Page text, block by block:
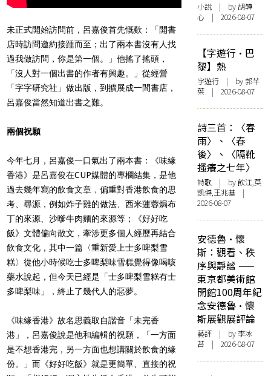
未正式開始訪問前，呂嘉俊首先慨歎：「開書
店時訪問邀約接踵而至；出了兩本書沒有人找
過我做訪問，你是第一個。」他搖了搖頭，
「沒人對一個出書的作者有興趣。」從經營
「字字研究社」做出版，到擴展成一間書店，
呂嘉俊當然知道出書之難。
兩個祝願
今年七月，呂嘉俊一口氣出了兩本書：《味緣
香港》是呂嘉俊在CUP媒體的專欄結集，是他
過去幾年寫的飲食文章﹐偏重對香港飲食的思
考、尋源，例如炸子雞的做法、西米蓮蓉焗布
丁的來源、沙嗲牛肉麵的來源等；《好好吃
飯》文體偏向散文，牽涉更多個人經歷再結合
飲食文化，其中一篇〈重新愛上士多啤梨雪
糕〉從他小時候吃士多啤梨味雪糕覺得像喝咳
藥水說起，但今天已經是「士多啤梨雪糕有士
多啤梨味」，終止了幾代人的惡夢。
《味緣香港》故名思義取自諧音「未完香
港」，呂嘉俊說是他和編輯的祝願，「一方面
是不想香港完，另一方面也想講關於飲食的緣
份。」而《好好吃飯》就是更簡單、直接的祝
小說 | by 胡韡
心 | 2026-08-07
【字遊行·巴
黎】熱
字遊行 | by 郭芊
葉 | 2026-08-07
詩三首：〈春
雨〉、〈春
後〉、〈隔靴
搔癢之七年〉
詩歌 | by 飲江,莫
凱傑,王兆基 |
2026-08-07
安德魯·懷
斯：觀看、秩
序與靜謐 ——
東京都美術館
開館100周年紀
念安德魯·懷
斯展觀展評論
藝評 | by 李冰
苔 | 2026-08-07